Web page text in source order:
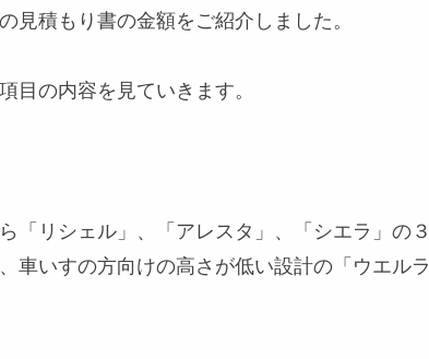
見積もり書の金額をご紹介しました。
目の内容を見ていきます。
「リシェル」、「アレスタ」、「シエラ」の３
車いすの方向けの高さが低い設計の「ウエルラ